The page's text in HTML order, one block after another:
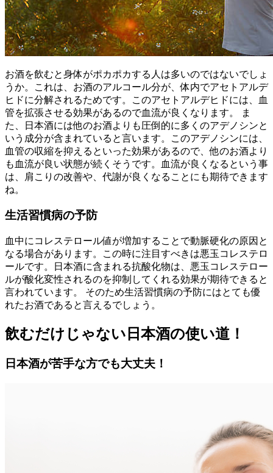
お酒を飲むと身体がポカポカする人は多いのではないでしょ
うか。これは、お酒のアルコール分が、体内でアセトアルデ
ヒドに分解されるためです。このアセトアルデヒドには、血
管を拡張させる効果があるので血流が良くなります。 ま
た、日本酒には他のお酒よりも圧倒的に多くのアデノシンと
いう成分が含まれていると言います。このアデノシンには、
血管の収縮を抑えるといった効果があるので、他のお酒より
も血流が良い状態が続くそうです。血流が良くなるという事
は、肩こりの改善や、代謝が良くなることにも期待できます
ね。
生活習慣病の予防
血中にコレステロール値が増加することで動脈硬化の原因と
なる場合があります。この時に注目すべきは悪玉コレステロ
ールです。日本酒に含まれる抗酸化物は、悪玉コレステロー
ルが酸化変性されるのを抑制してくれる効果が期待できると
言われています。 そのため生活習慣病の予防にはとても優
れたお酒であると言えるでしょう。
飲むだけじゃない日本酒の使い道！
日本酒が苦手な方でも大丈夫！